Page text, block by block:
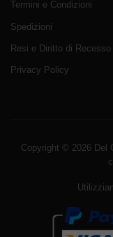
Termini e Condizioni
Spedizioni
Resi e Diritto di Recesso
Privacy Policy
Copyright © 2026 Del